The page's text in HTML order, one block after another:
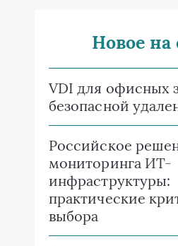
Новое на
VDI для офисных
безопасной
Российское
мониторинга ИТ-
инфраструктуры:
практические
выбора